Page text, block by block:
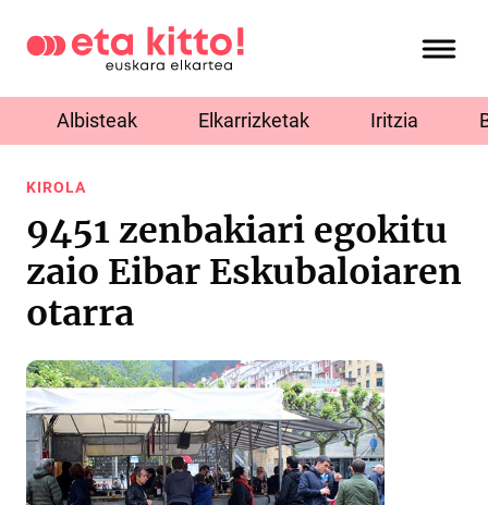
Albisteak Elkarrizketak Iritzia
KIROLA
9451 zenbakiari egokitu
zaio Eibar Eskubaloiaren
otarra